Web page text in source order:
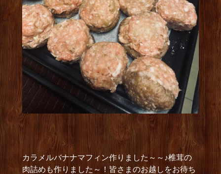
カラメルバナナマフィン作りました～～♪椎茸の
肉詰めも作りました～！皆さまのお越しをお待ち